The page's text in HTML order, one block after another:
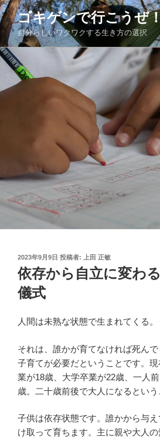
コ
ン
テ
ン
ツ
ス
ゴキゲンで行こうぜ
自分らしいワクワクする生き方の選択
投
稿
日:
2023年9月9日 投稿者: 上田 正敏
依存から自立に変わ
儀式
人間は未熟な状態で生まれてくる。
それは、誰かが育てなければ死んで
子育てが必要だということです。
業が18歳、大学卒業が22歳、一人
歳。二十歳前後で大人になるという
子供は依存状態です。誰かから与
け取って育ちます。主に親や大人